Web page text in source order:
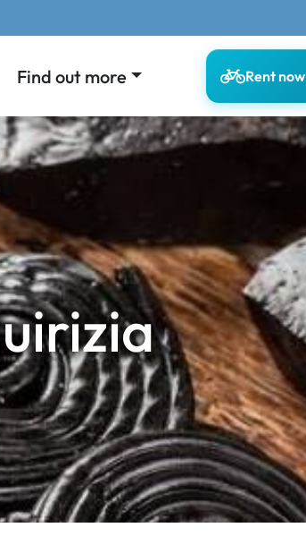
Find out more Rent now